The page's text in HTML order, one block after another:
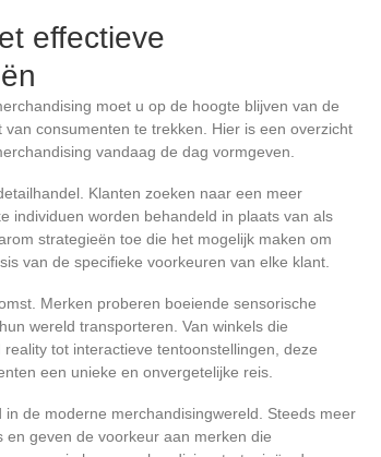
effectieve
moet u op de hoogte blijven van de
consumenten te trekken. Hier is een overzicht
vandaag de dag vormgeven.
Klanten zoeken naar een meer
individuen worden behandeld in plaats van als
strategieën toe die het mogelijk maken om
van de specifieke voorkeuren van elke klant.
Merken proberen boeiende sensorische
wereld transporteren. Van winkels die
tot interactieve tentoonstellingen, deze
een unieke en onvergetelijke reis.
de moderne merchandisingwereld. Steeds meer
geven de voorkeur aan merken die